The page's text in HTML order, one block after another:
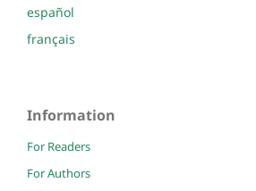
español
français
Information
For Readers
For Authors